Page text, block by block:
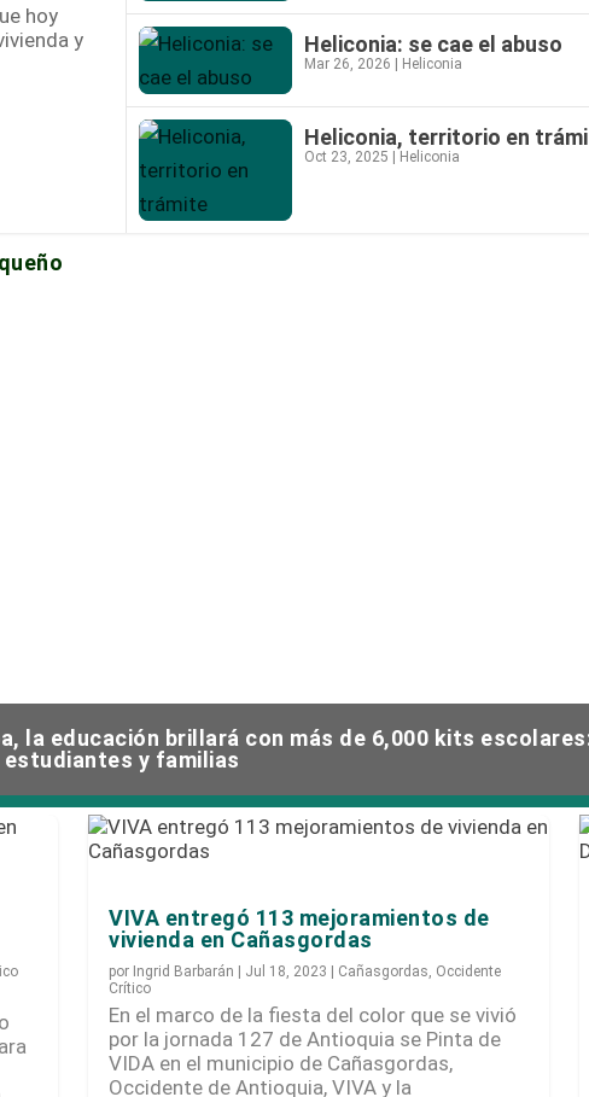
hoy
y
Heliconia: se cae el abuso
Mar 26, 2026 Heliconia
Heliconia, territorio en
Oct 23, 2025 Heliconia
firma convenios con 10 alcaldes del occidente
la educación brillará con más de 6,000 kits
y familias
VIVA entregó 113 mejoramientos de
vivienda en Cañasgordas
por Ingrid Barbarán Jul 18, 2023 Cañasgordas, Occidente
Crítico
En el marco de la fiesta del color que se vivió
por la jornada 127 de Antioquia se Pinta de
VIDA en el municipio de Cañasgordas,
Occidente de Antioquia, VIVA y la